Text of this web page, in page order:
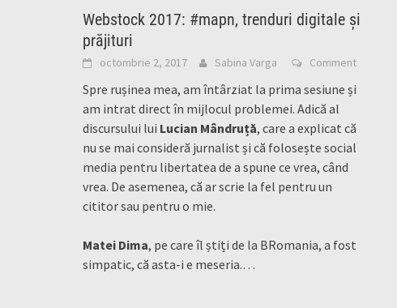
Webstock 2017: #mapn, trenduri digitale și
prăjituri
octombrie 2, 2017 Sabina Varga Comment
Spre rușinea mea, am întârziat la prima sesiune și
am intrat direct în mijlocul problemei. Adică al
discursului lui Lucian Mândruță, care a explicat că
nu se mai consideră jurnalist și că folosește social
media pentru libertatea de a spune ce vrea, când
vrea. De asemenea, că ar scrie la fel pentru un
cititor sau pentru o mie.
Matei Dima, pe care îl știți de la BRomania, a fost
simpatic, că asta-i e meseria.…